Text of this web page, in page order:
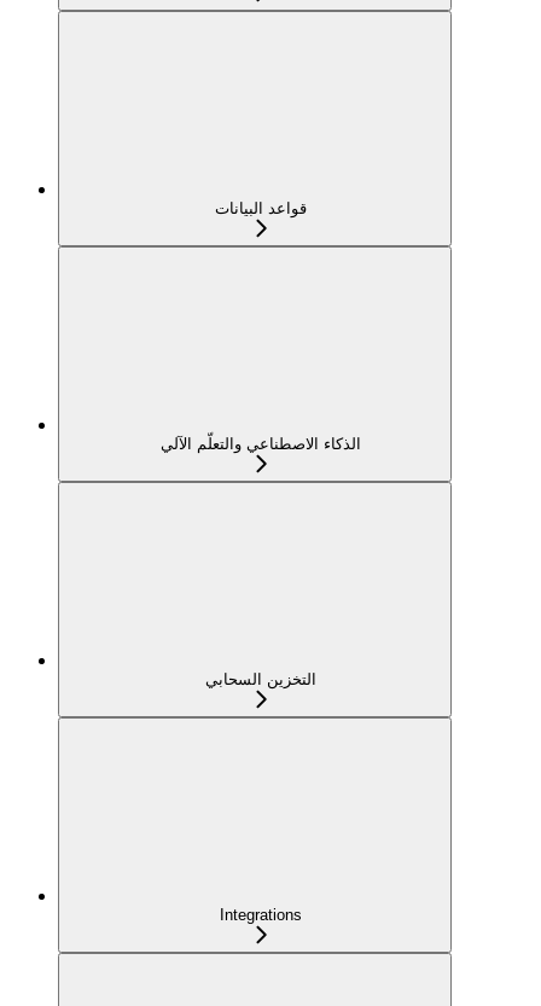
قواعد البيانات
الذكاء الاصطناعي والتعلّم الآلي
التخزين السحابي
Integrations